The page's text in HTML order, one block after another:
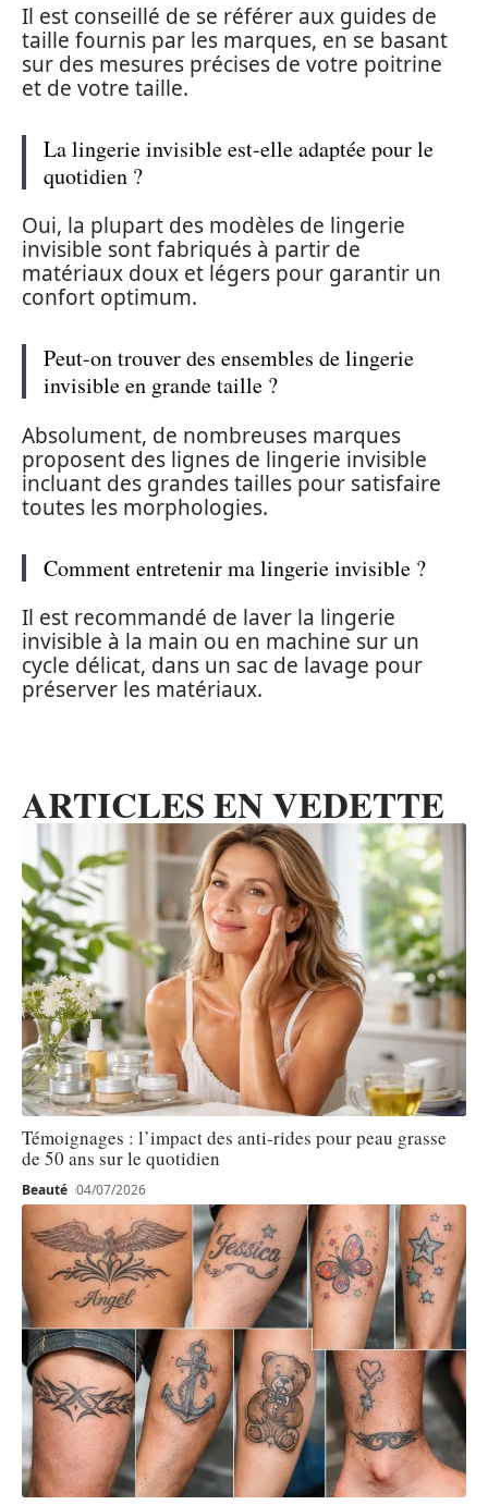
Il est conseillé de se référer aux guides de
taille fournis par les marques, en se basant
sur des mesures précises de votre poitrine
et de votre taille.
La lingerie invisible est-elle adaptée pour le
quotidien ?
Oui, la plupart des modèles de lingerie
invisible sont fabriqués à partir de
matériaux doux et légers pour garantir un
confort optimum.
Peut-on trouver des ensembles de lingerie
invisible en grande taille ?
Absolument, de nombreuses marques
proposent des lignes de lingerie invisible
incluant des grandes tailles pour satisfaire
toutes les morphologies.
Comment entretenir ma lingerie invisible ?
Il est recommandé de laver la lingerie
invisible à la main ou en machine sur un
cycle délicat, dans un sac de lavage pour
préserver les matériaux.
ARTICLES EN VEDETTE
Témoignages : l’impact des anti-rides pour peau grasse
de 50 ans sur le quotidien
Beauté 04/07/2026